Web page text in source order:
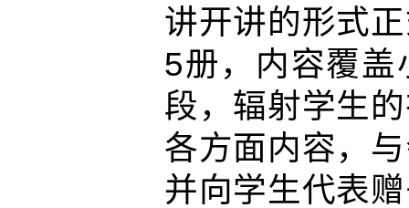
讲开讲的形式
5册，内容覆盖
段，辐射学生
各方面内容，
并向学生代表